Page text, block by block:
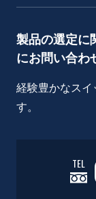
製品の選定に
にお問い合わ
経験豊かなスイ
す。
TEL